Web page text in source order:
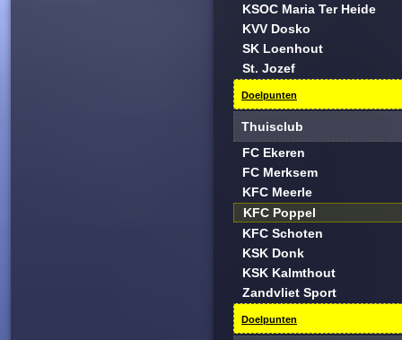
KSOC Maria Ter Heide
KVV Dosko
SK Loenhout
St. Jozef
Doelpunten
Thuisclub
FC Ekeren
FC Merksem
KFC Meerle
KFC Poppel
KFC Schoten
KSK Donk
KSK Kalmthout
Zandvliet Sport
Doelpunten